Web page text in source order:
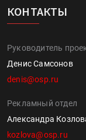
КОНТАКТЫ
Руководитель
Денис Самсонов
denis@osp.ru
Рекламный отдел
Александра
kozlova@osp.ru